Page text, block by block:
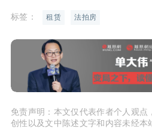
押房产，也只能向法院
出示抵押或借款协议，
段拍卖张某的房产来还
标签： 租赁 法拍房
免责声明：本文仅代表作者个人观
创性以及文中陈述文字和内容未经本